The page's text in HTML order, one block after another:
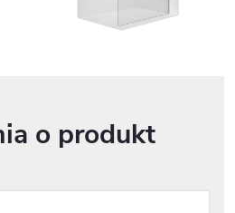
o produkt